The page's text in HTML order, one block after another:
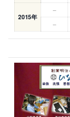
2015年
–
–